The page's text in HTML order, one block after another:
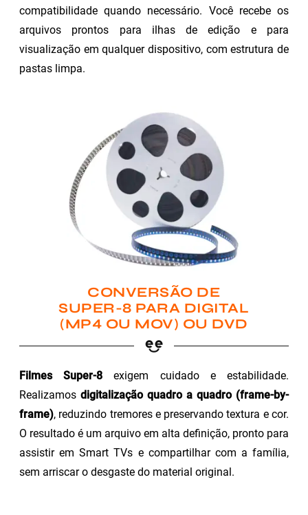
compatibilidade quando necessário. Você recebe os
arquivos prontos para ilhas de edição e para
visualização em qualquer dispositivo, com estrutura de
pastas limpa.
CONVERSÃO DE
SUPER-8 PARA DIGITAL
(MP4 OU MOV) OU DVD
Filmes Super-8 exigem cuidado e estabilidade.
Realizamos digitalização quadro a quadro (frame-by-
frame), reduzindo tremores e preservando textura e cor.
O resultado é um arquivo em alta definição, pronto para
assistir em Smart TVs e compartilhar com a família,
sem arriscar o desgaste do material original.